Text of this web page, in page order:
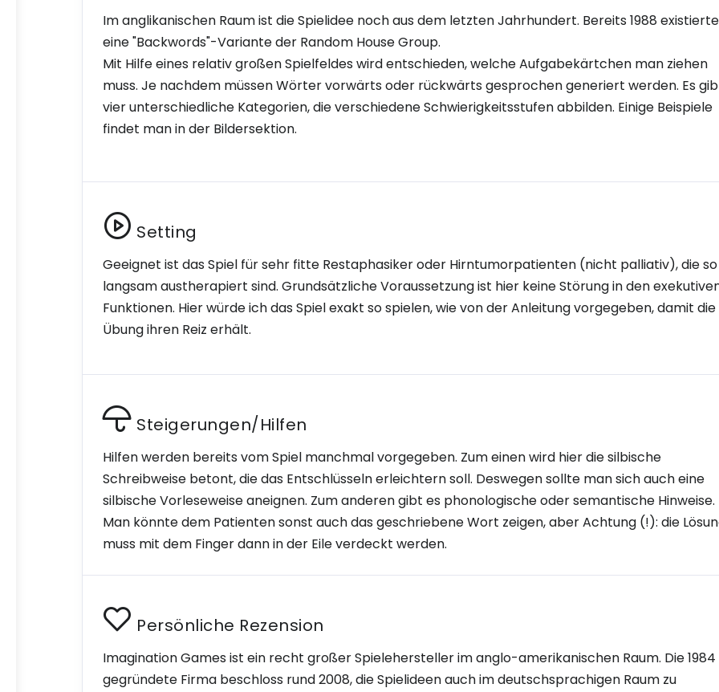
Im anglikanischen Raum ist die Spielidee noch aus dem letzten Jahrhundert. Bereits 1988 existierte
eine "Backwords"-Variante der Random House Group.
Mit Hilfe eines relativ großen Spielfeldes wird entschieden, welche Aufgabekärtchen man ziehen
muss. Je nachdem müssen Wörter vorwärts oder rückwärts gesprochen generiert werden. Es
vier unterschiedliche Kategorien, die verschiedene Schwierigkeitsstufen abbilden. Einige Beispiele
findet man in der Bildersektion.
Setting
Geeignet ist das Spiel für sehr fitte Restaphasiker oder Hirntumorpatienten (nicht palliativ), die so
langsam austherapiert sind. Grundsätzliche Voraussetzung ist hier keine Störung in den
Funktionen. Hier würde ich das Spiel exakt so spielen, wie von der Anleitung vorgegeben, damit die
Übung ihren Reiz erhält.
Steigerungen/Hilfen
Hilfen werden bereits vom Spiel manchmal vorgegeben. Zum einen wird hier die silbische
Schreibweise betont, die das Entschlüsseln erleichtern soll. Deswegen sollte man sich auch eine
silbische Vorleseweise aneignen. Zum anderen gibt es phonologische oder semantische Hinweise.
Man könnte dem Patienten sonst auch das geschriebene Wort zeigen, aber Achtung (!): die
muss mit dem Finger dann in der Eile verdeckt werden.
Persönliche Rezension
Imagination Games ist ein recht großer Spielehersteller im anglo-amerikanischen Raum. Die 1984
gegründete Firma beschloss rund 2008, die Spielideen auch im deutschsprachigen Raum zu